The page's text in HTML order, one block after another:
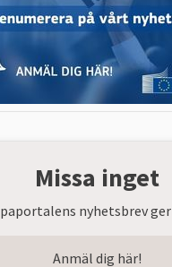
Missa inget
nyhetsbrev
Anmäl dig här!